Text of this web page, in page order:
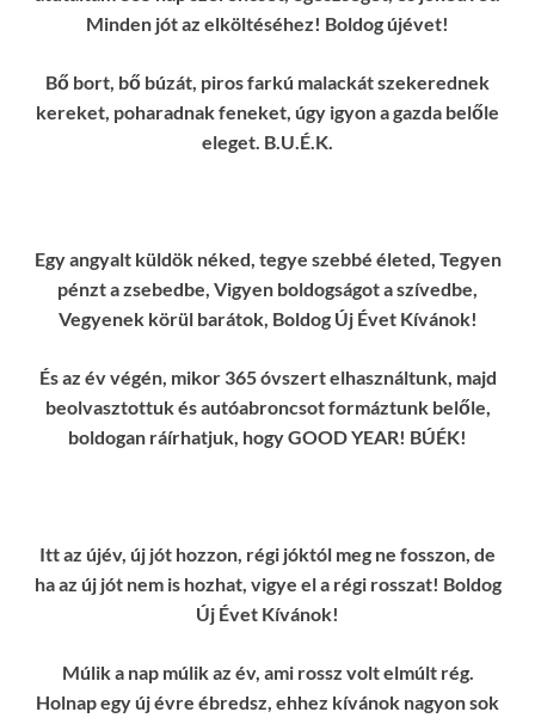
Minden jót az elköltéséhez! Boldog újévet!
Bő bort, bő búzát, piros farkú malackát szekerednek
kereket, poharadnak feneket, úgy igyon a gazda belőle
eleget. B.U.É.K.
Egy angyalt küldök néked, tegye szebbé életed, Tegyen
pénzt a zsebedbe, Vigyen boldogságot a szívedbe,
Vegyenek körül barátok, Boldog Új Évet Kívánok!
És az év végén, mikor 365 óvszert elhasználtunk, majd
beolvasztottuk és autóabroncsot formáztunk belőle,
boldogan ráírhatjuk, hogy GOOD YEAR! BÚÉK!
Itt az újév, új jót hozzon, régi jóktól meg ne fosszon, de
ha az új jót nem is hozhat, vigye el a régi rosszat! Boldog
Új Évet Kívánok!
Múlik a nap múlik az év, ami rossz volt elmúlt rég.
Holnap egy új évre ébredsz, ehhez kívánok nagyon sok